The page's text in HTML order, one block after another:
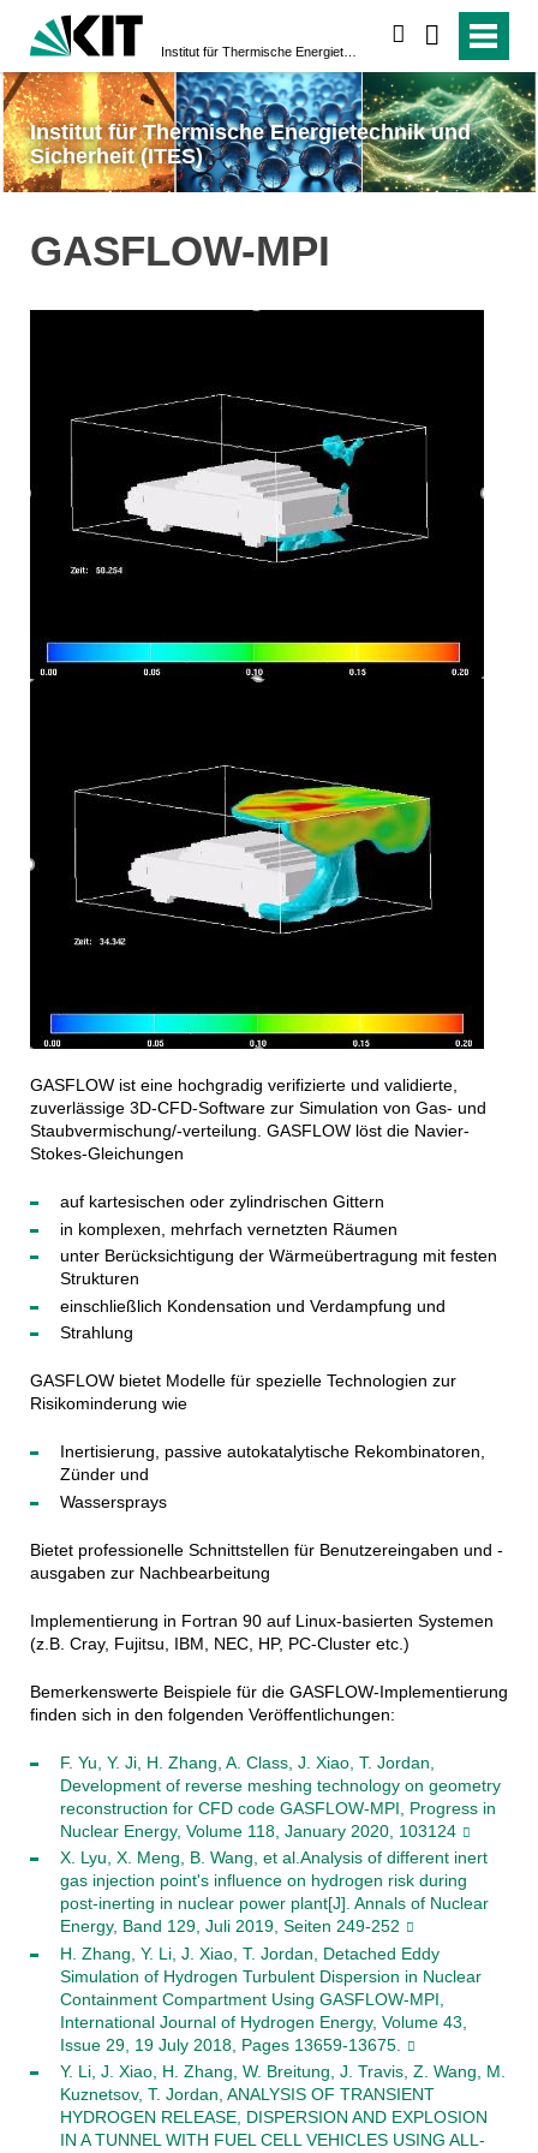
Institut für Thermische Energietechnik und
Sicherheit (ITES)
GASFLOW-MPI
GASFLOW ist eine hochgradig verifizierte und validierte,
zuverlässige 3D-CFD-Software zur Simulation von Gas- und
Staubvermischung/-verteilung. GASFLOW löst die Navier-
Stokes-Gleichungen
auf kartesischen oder zylindrischen Gittern
in komplexen, mehrfach vernetzten Räumen
unter Berücksichtigung der Wärmeübertragung mit festen
Strukturen
einschließlich Kondensation und Verdampfung und
Strahlung
GASFLOW bietet Modelle für spezielle Technologien zur
Risikominderung wie
Inertisierung, passive autokatalytische Rekombinatoren,
Zünder und
Wassersprays
Bietet professionelle Schnittstellen für Benutzereingaben und -
ausgaben zur Nachbearbeitung
Implementierung in Fortran 90 auf Linux-basierten Systemen
(z.B. Cray, Fujitsu, IBM, NEC, HP, PC-Cluster etc.)
Bemerkenswerte Beispiele für die GASFLOW-Implementierung
finden sich in den folgenden Veröffentlichungen:
F. Yu, Y. Ji, H. Zhang, A. Class, J. Xiao, T. Jordan,
Development of reverse meshing technology on geometry
reconstruction for CFD code GASFLOW-MPI, Progress in
Nuclear Energy, Volume 118, January 2020, 103124
X. Lyu, X. Meng, B. Wang, et al.Analysis of different inert
gas injection point's influence on hydrogen risk during
post-inerting in nuclear power plant[J]. Annals of Nuclear
Energy, Band 129, Juli 2019, Seiten 249-252
H. Zhang, Y. Li, J. Xiao, T. Jordan, Detached Eddy
Simulation of Hydrogen Turbulent Dispersion in Nuclear
Containment Compartment Using GASFLOW-MPI,
International Journal of Hydrogen Energy, Volume 43,
Issue 29, 19 July 2018, Pages 13659-13675.
Y. Li, J. Xiao, H. Zhang, W. Breitung, J. Travis, Z. Wang, M.
Kuznetsov, T. Jordan, ANALYSIS OF TRANSIENT
HYDROGEN RELEASE, DISPERSION AND EXPLOSION
IN A TUNNEL WITH FUEL CELL VEHICLES USING ALL-